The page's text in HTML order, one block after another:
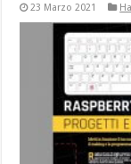
23 Marzo 2021